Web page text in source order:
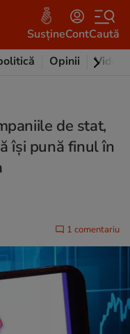
SusțineContCaută
Opinii Video
de stat,
își pună finul în
1 comentariu